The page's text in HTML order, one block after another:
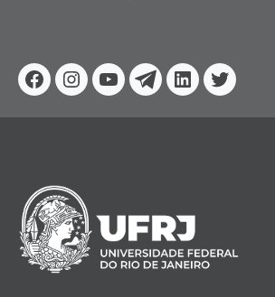
Facebook
Instagram
YoutubeTelegram
Linkedin
Twitter